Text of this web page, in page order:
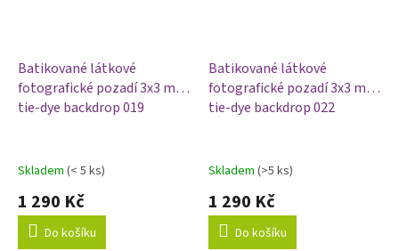
Batikované látkové
fotografické pozadí 3x3 m,
tie-dye backdrop 019
Skladem (< 5 ks)
1 290 Kč
Do košíku
Batikované látkové
fotografické pozadí 3x3 m,
tie-dye backdrop 022
Skladem (>5 ks)
1 290 Kč
Do košíku